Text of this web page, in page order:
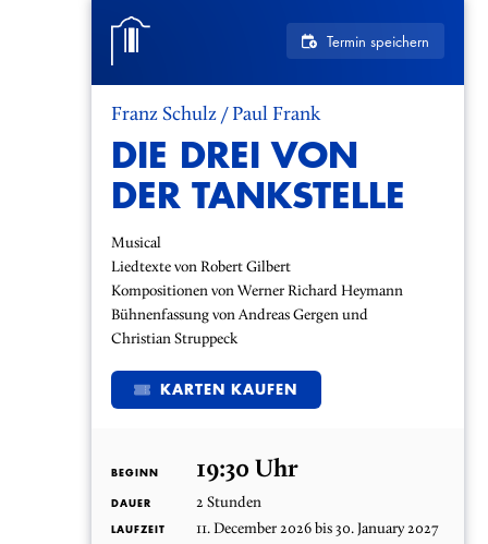
Termin speichern
Franz Schulz / Paul Frank
DIE DREI VON
DER TANKSTELLE
Musical
Liedtexte von Robert Gilbert
Kompositionen von Werner Richard Heymann
Bühnenfassung von Andreas Gergen und
Christian Struppeck
KARTEN KAUFEN
BEGINN 19:30 Uhr
DAUER 2 Stunden
LAUFZEIT 11. December 2026 bis 30. January 2027